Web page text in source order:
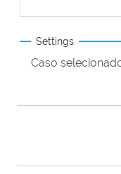
Settings
Caso